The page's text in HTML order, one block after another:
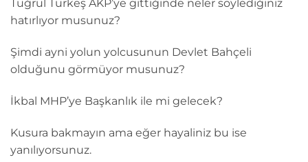
Tuğrul Türkeş AKP’ye gittiğinde neler söylediğiniz
hatırlıyor musunuz?
Şimdi ayni yolun yolcusunun Devlet Bahçeli
olduğunu görmüyor musunuz?
İkbal MHP’ye Başkanlık ile mi gelecek?
Kusura bakmayın ama eğer hayaliniz bu ise
yanılıyorsunuz.